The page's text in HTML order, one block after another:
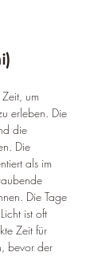
um
erleben. Die
die
Die
als im
Die Tage
ist oft
Zeit für
bevor der